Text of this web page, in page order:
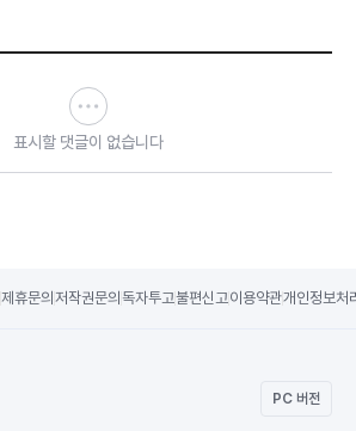
표시할 댓글이 없습니다
제휴문의 저작권문의 독자투고불편신고이용약관개인정보처
PC 버전